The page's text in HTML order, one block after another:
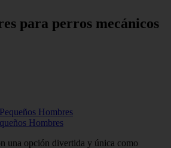
para perros mecánicos
Hombres
una opción divertida y única como